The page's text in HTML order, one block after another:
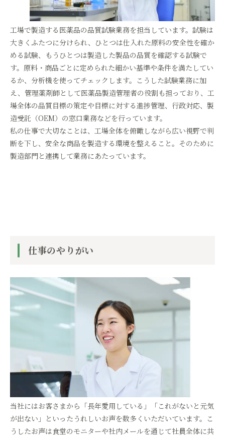
工場で製造する医薬品の品質試験業務を担当しています。試験は
大きくふたつに分けられ、ひとつは仕入れた原料の安全性を確か
める試験、もうひとつは製造した製品の品質を確認する試験で
す。原料・商品ごとに定められた細かい基準や条件を満たしてい
るか、分析機を使ってチェックします。こうした試験業務に加
え、管理薬剤師として医薬品製造管理者の役割も担っており、工
場全体の品質目標の策定や目標に対する進捗管理、行政対応、製
造受託（OEM）の窓口業務などを行っています。
私の仕事で大切なことは、工場全体を俯瞰しながら広い視野で判
断を下し、安全な商品を製造する環境を整えること。そのために
製造部門と連携して業務にあたっています。
仕事のやりがい
当社にはお客さまから「長年愛用している」「これがないと元気
が出ない」といったうれしいお声を数多くいただいています。こ
うしたお声は食堂のモニターや社内メールを通じて社員全体に共